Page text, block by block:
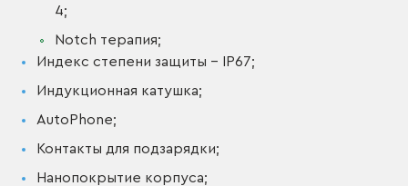
4;
Notch терапия;
Индекс степени защиты – IP67;
Индукционная катушка;
AutoPhone;
Контакты для подзарядки;
Нанопокрытие корпуса;